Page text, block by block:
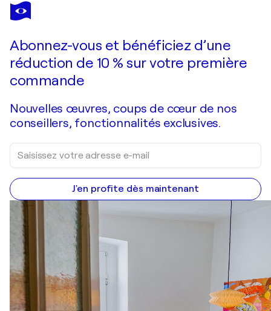
FABRIZIO SIRONI
energia e dinamismo
Abonnez-vous et bénéficiez d’une
réduction de 10 % sur votre première
commande
Nouvelles œuvres, coups de cœur de nos
conseillers, fonctionnalités exclusives.
J'en profite dès maintenant